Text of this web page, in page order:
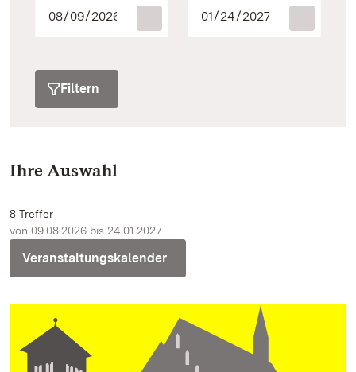
Filtern
Ihre Auswahl
8 Treffer
von 09.08.2026 bis 24.01.2027
Veranstaltungskalender